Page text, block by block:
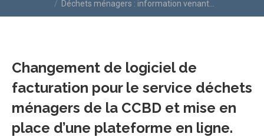
Déchets ménagers : information venant…
Changement de logiciel de
facturation pour le service déchets
ménagers de la CCBD et mise en
place d’une plateforme en ligne.